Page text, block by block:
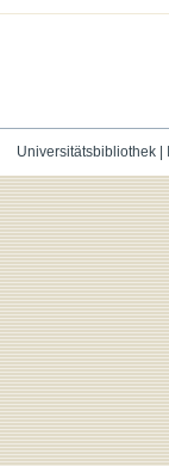
Universitätsbibliothek|